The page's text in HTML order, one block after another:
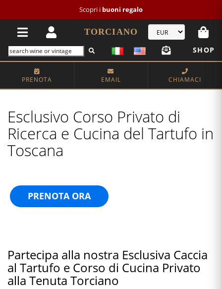
Scopri i buoni regalo
TORCIANO
SHOP
PRENOTA EMAIL CHIAMACI
Esclusivo Corso Privato di
Ricerca e Cucina del Tartufo in
Toscana
PRENOTA ORA
Partecipa alla nostra Esclusiva Caccia
al Tartufo e Corso di Cucina Privato
alla Tenuta Torciano